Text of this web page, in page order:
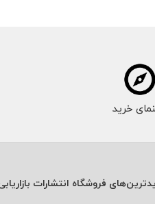
خرید
فروشگاه انتشارات